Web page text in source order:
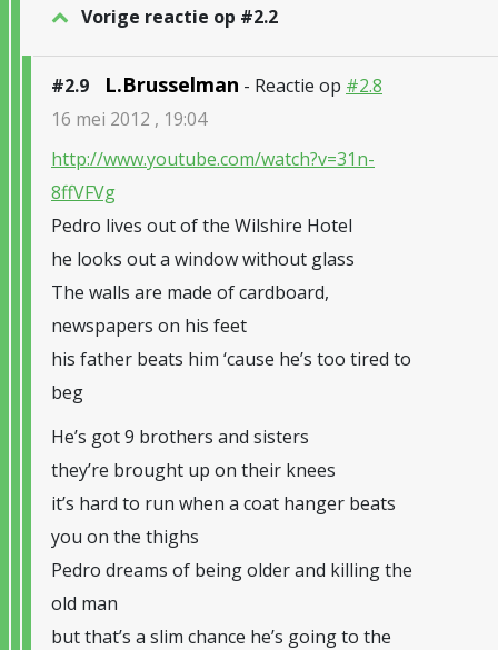
Vorige reactie op #2.2
#2.9 L.Brusselman - Reactie op #2.8
16 mei 2012 , 19:04
http://www.youtube.com/watch?v=31n-
8ffVFVg
Pedro lives out of the Wilshire Hotel
he looks out a window without glass
The walls are made of cardboard,
newspapers on his feet
his father beats him ‘cause he’s too tired to
beg
He’s got 9 brothers and sisters
they’re brought up on their knees
it’s hard to run when a coat hanger beats
you on the thighs
Pedro dreams of being older and killing the
old man
but that’s a slim chance he’s going to the